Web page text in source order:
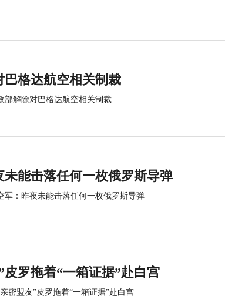
巴格达航空相关制裁
部解除对巴格达航空相关制裁
能击落任何一枚俄罗斯导弹
军：昨夜未能击落任何一枚俄罗斯导弹
皮罗拖着“一箱证据”赴白宫
密盟友”皮罗拖着“一箱证据”赴白宫